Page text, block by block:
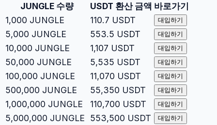
JUNGLE수량 USDT 환산 금액 바로가기
1,000 JUNGLE 110.7 USDT 대입하기
5,000 JUNGLE 553.5 USDT 대입하기
10,000 JUNGLE 1,107 USDT 대입하기
50,000 JUNGLE 5,535 USDT 대입하기
100,000 JUNGLE 11,070 USDT 대입하기
500,000 JUNGLE 55,350 USDT 대입하기
1,000,000 JUNGLE 110,700 USDT 대입하기
5,000,000 JUNGLE 553,500 USDT 대입하기